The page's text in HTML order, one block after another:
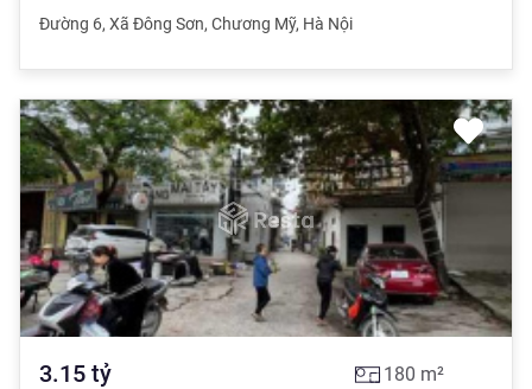
Đường 6, Xã Đông Sơn, Chương Mỹ, Hà Nội
3.15 tỷ 180 m²